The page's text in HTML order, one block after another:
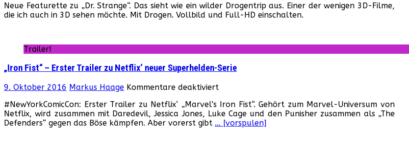
Strange“
–
online!
Neue Featurette zu „Dr. Strange“. Das sieht wie ein wilder Drogentrip aus. Einer der wenigen 3D-Filme,
die ich auch in 3D sehen möchte. Mit Drogen. Vollbild und Full-HD einschalten.
Trailer!
„Iron Fist“ – Erster Trailer zu Netflix‘ neuer Superhelden-Serie
9. Oktober 2016 Markus Haage Kommentare deaktiviertfür
Fist“
–
Erster
#NewYorkComicCon: Erster Trailer zu Netflix‘ „Marvel’s Iron Fist“. Gehört zum Marvel-Universum von
Netflix, wird zusammen mit Daredevil, Jessica Jones, Luke Cage und den Punisher zusammen als „The
Defenders“ gegen das Böse kämpfen. Aber vorerst gibt … [vorspulen]